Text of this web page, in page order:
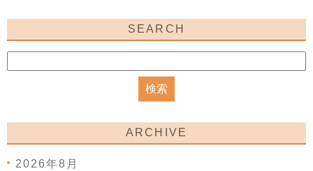
SEARCH
ARCHIVE
2026年8月